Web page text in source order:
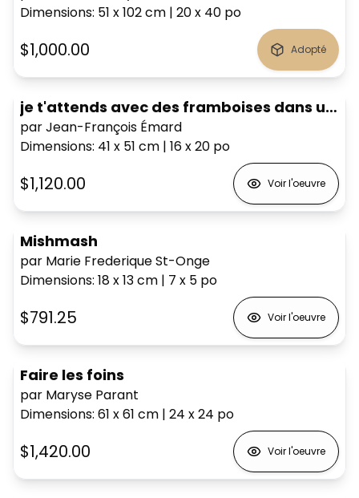
Dimensions: 51 x 102cm | 20 x 40 po
$1,000.00 Adopté
je t'attends avec des framboises dans une vallée mexicaine
par Jean-François Émard
Dimensions: 41 x 51 cm | 16 x 20 po
$1,120.00 Voir l'oeuvre
Mishmash
par Marie Frederique St-Onge
Dimensions: 18 x 13cm | 7 x 5 po
$791.25 Voir l'oeuvre
Faire les foins
par Maryse Parant
Dimensions: 61 x 61 cm | 24 x 24 po
$1,420.00 Voir l'oeuvre